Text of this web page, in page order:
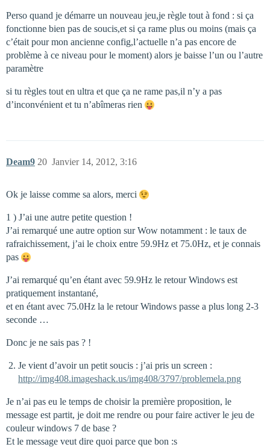
Perso quand je démarre un nouveau jeu,je règle tout à fond : si ça
fonctionne bien pas de soucis,et si ça rame plus ou moins (mais ça
c’était pour mon ancienne config,l’actuelle n’a pas encore de
problème à ce niveau pour le moment) alors je baisse l’un ou l’autre
paramètre
si tu règles tout en ultra et que ça ne rame pas,il n’y a pas
d’inconvénient et tu n’abîmeras rien
Deam9 Janvier 14, 2012, 3:16
20
Ok je laisse comme sa alors, merci
1 ) J’ai une autre petite question !
J’ai remarqué une autre option sur Wow notamment : le taux de
rafraichissement, j’ai le choix entre 59.9Hz et 75.0Hz, et je connais
pas
J’ai remarqué qu’en étant avec 59.9Hz le retour Windows est
pratiquement instantané,
et en étant avec 75.0Hz la le retour Windows passe a plus long 2-3
seconde …
Donc je ne sais pas ? !
Je vient d’avoir un petit soucis : j’ai pris un screen :
http://img408.imageshack.us/img408/3797/problemela.png
Je n’ai pas eu le temps de choisir la première proposition, le
message est partit, je doit me rendre ou pour faire activer le jeu de
couleur windows 7 de base ?
Et le message veut dire quoi parce que bon :s